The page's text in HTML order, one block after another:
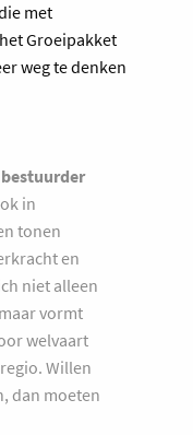
met
Groeipakket
weg te denken
in
tonen
en
niet alleen
vormt
welvaart
Willen
dan moeten